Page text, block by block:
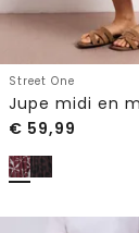
Street One
€ 59,99